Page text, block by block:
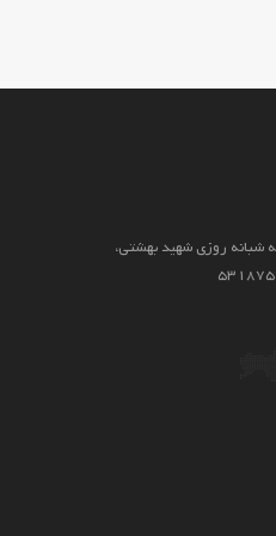
روبروی مدرسه شبانه روزی شهید بهشتی،